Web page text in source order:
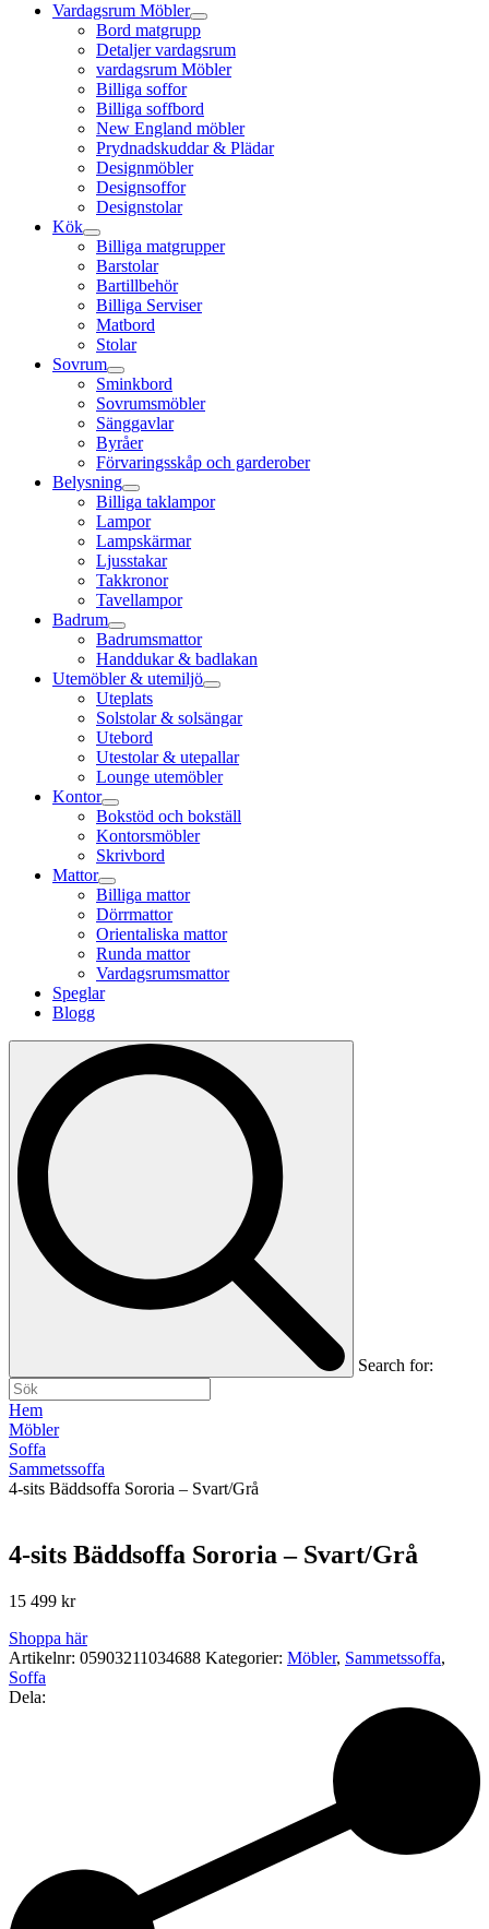
Vardagsrum Möbler
Bord matgrupp
Detaljer vardagsrum
vardagsrum Möbler
Billiga soffor
Billiga soffbord
New England möbler
Prydnadskuddar & Plädar
Designmöbler
Designsoffor
Designstolar
Kök
Billiga matgrupper
Barstolar
Bartillbehör
Billiga Serviser
Matbord
Stolar
Sovrum
Sminkbord
Sovrumsmöbler
Sänggavlar
Byråer
Förvaringsskåp och garderober
Belysning
Billiga taklampor
Lampor
Lampskärmar
Ljusstakar
Takkronor
Tavellampor
Badrum
Badrumsmattor
Handdukar & badlakan
Utemöbler & utemiljö
Uteplats
Solstolar & solsängar
Utebord
Utestolar & utepallar
Lounge utemöbler
Kontor
Bokstöd och bokställ
Kontorsmöbler
Skrivbord
Mattor
Billiga mattor
Dörrmattor
Orientaliska mattor
Runda mattor
Vardagsrumsmattor
Speglar
Blogg
Search for:
Hem
Möbler
Soffa
Sammetssoffa
4-sits Bäddsoffa Sororia – Svart/Grå
4-sits Bäddsoffa Sororia – Svart/Grå
15 499 kr
Shoppa här
Artikelnr: 05903211034688 Kategorier: Möbler, Sammetssoffa,
Soffa
Dela: